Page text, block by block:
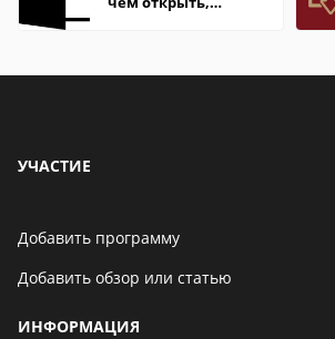
УЧАСТИЕ
Добавить программу
Добавить обзор или статью
ИНФОРМАЦИЯ